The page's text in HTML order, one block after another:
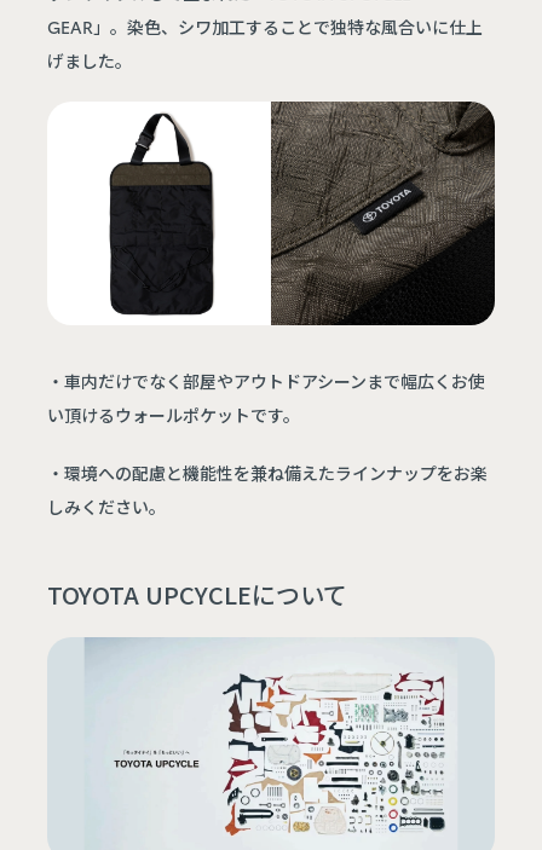
GEAR」。染色、シワ加工することで独特な風合いに仕上
げました。
・車内だけでなく部屋やアウトドアシーンまで幅広くお使
い頂けるウォールポケットです。
・環境への配慮と機能性を兼ね備えたラインナップをお楽
しみください。
TOYOTA UPCYCLEについて